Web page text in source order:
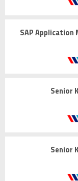
SAP Application
Senior
Senior